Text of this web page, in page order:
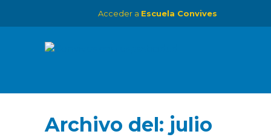
Acceder a Escuela Convives
Archivo del: julio